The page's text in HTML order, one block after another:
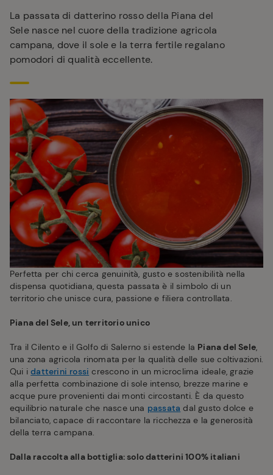
La passata di datterino rosso della Piana del
Sele nasce nel cuore della tradizione agricola
campana, dove il sole e la terra fertile regalano
pomodori di qualità eccellente.
Perfetta per chi cerca genuinità, gusto e sostenibilità nella
dispensa quotidiana, questa passata è il simbolo di un
territorio che unisce cura, passione e filiera controllata.
Piana del Sele, un territorio unico
Tra il Cilento e il Golfo di Salerno si estende la Piana del Sele,
una zona agricola rinomata per la qualità delle sue coltivazioni.
Qui idatterini rossi crescono in un microclima ideale, grazie
alla perfetta combinazione di sole intenso, brezze marine e
acque pure provenienti dai monti circostanti. È da questo
equilibrio naturale che nasce una passata dal gusto dolce e
bilanciato, capace di raccontare la ricchezza e la generosità
della terra campana.
Dalla raccolta alla bottiglia: solo datterini 100% italiani